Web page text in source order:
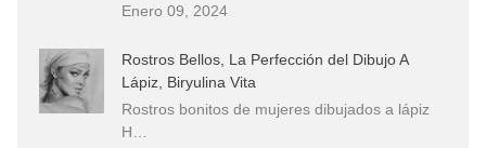
Enero 09, 2024
Rostros Bellos, La Perfección del Dibujo A
Lápiz, Biryulina Vita
Rostros bonitos de mujeres dibujados a lápiz
H…